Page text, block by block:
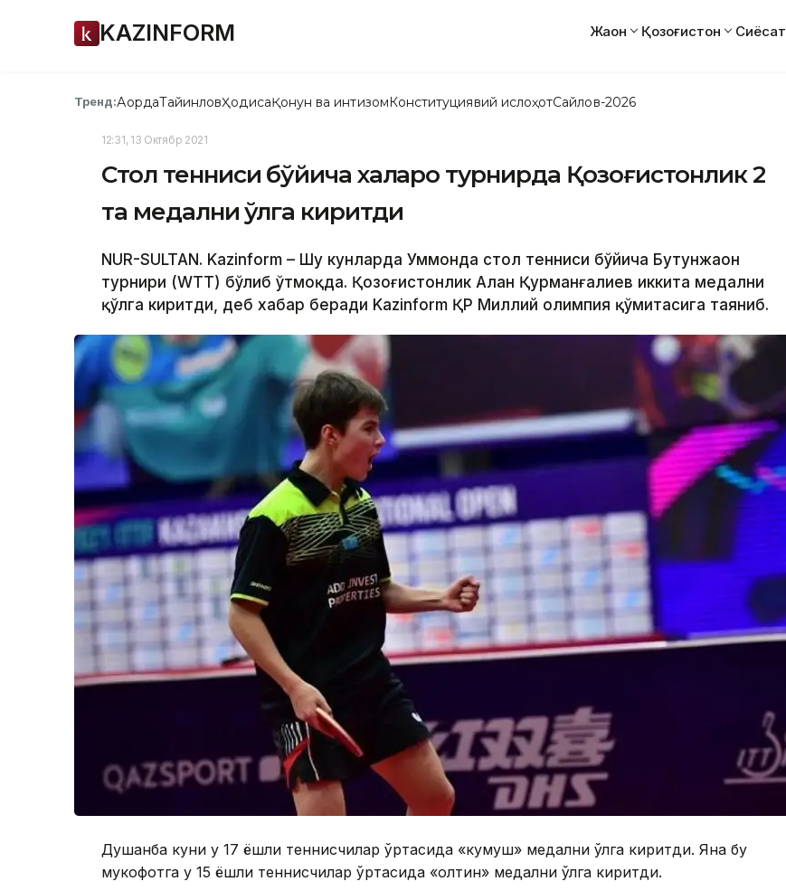
KAZINFORM Жаҳон Қозоғистон Сиёсат
Тренд:АқордаТайинловҲодисаҚонун ва интизомКонституциявий ислоҳотСайлов-2026
12:31, 13 Октябр 2021
Стол тенниси бўйича халқаро турнирда Қозоғистонлик 2
та медални қўлга киритди
NUR-SULTAN. Kazinform – Шу кунларда Уммонда стол тенниси бўйича Бутунжаҳон
турнири (WTT) бўлиб ўтмоқда. Қозоғистонлик Алан Қурманғалиев иккита медални
қўлга киритди, деб хабар беради Kazinform ҚР Миллий олимпия қўмитасига таяниб.
Душанба куни у 17 ёшли теннисчилар ўртасида «кумуш» медални қўлга киритди. Яна бу
мукофотга у 15 ёшли теннисчилар ўртасида «олтин» медални қўлга киритди.